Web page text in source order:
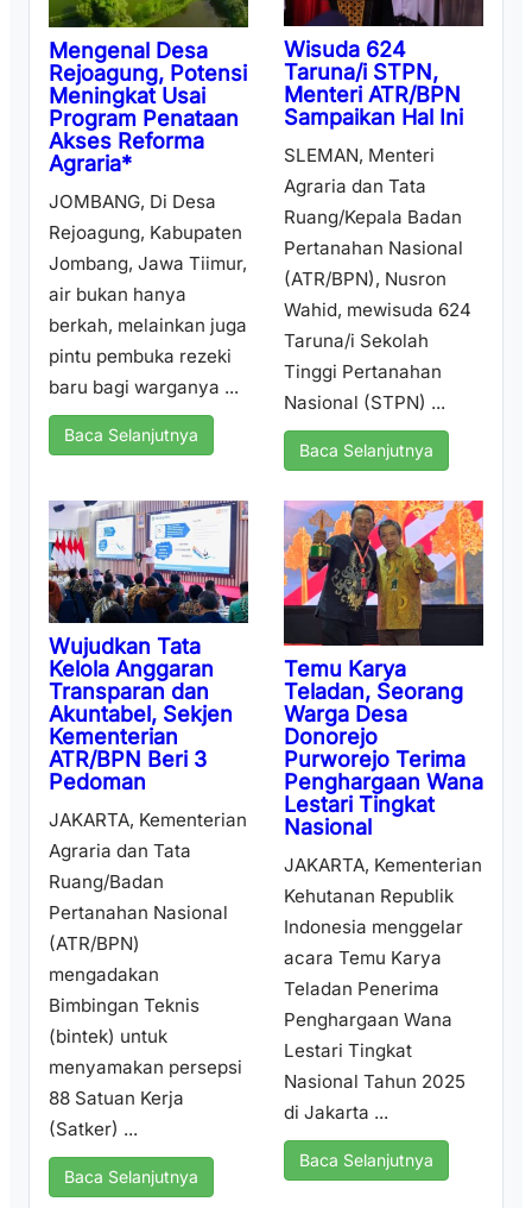
Mengenal Desa
Rejoagung, Potensi
Meningkat Usai
Program Penataan
Akses Reforma
Agraria*
JOMBANG, Di Desa
Rejoagung, Kabupaten
Jombang, Jawa Tiimur,
air bukan hanya
berkah, melainkan juga
pintu pembuka rezeki
baru bagi warganya ...
Baca Selanjutnya
Wisuda 624
Taruna/i STPN,
Menteri ATR/BPN
Sampaikan Hal Ini
SLEMAN, Menteri
Agraria dan Tata
Ruang/Kepala Badan
Pertanahan Nasional
(ATR/BPN), Nusron
Wahid, mewisuda 624
Taruna/i Sekolah
Tinggi Pertanahan
Nasional (STPN) ...
Baca Selanjutnya
Wujudkan Tata
Kelola Anggaran
Transparan dan
Akuntabel, Sekjen
Kementerian
ATR/BPN Beri 3
Pedoman
JAKARTA, Kementerian
Agraria dan Tata
Ruang/Badan
Pertanahan Nasional
(ATR/BPN)
mengadakan
Bimbingan Teknis
(bintek) untuk
menyamakan persepsi
88 Satuan Kerja
(Satker) ...
Baca Selanjutnya
Temu Karya
Teladan, Seorang
Warga Desa
Donorejo
Purworejo Terima
Penghargaan Wana
Lestari Tingkat
Nasional
JAKARTA, Kementerian
Kehutanan Republik
Indonesia menggelar
acara Temu Karya
Teladan Penerima
Penghargaan Wana
Lestari Tingkat
Nasional Tahun 2025
di Jakarta ...
Baca Selanjutnya